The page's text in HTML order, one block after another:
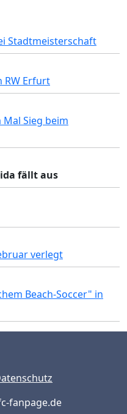
Stadtmeisterschaft
RW Erfurt
Sieg beim
fällt aus
verlegt
Beach-Soccer" in
fanpage.de